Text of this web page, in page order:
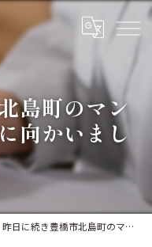
島町のマン
向かいまし
昨日に続き豊橋市北島町のマンションへ遺品整理に向かいました。